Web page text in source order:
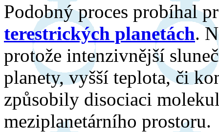
Podobný proces probíhal
terestrických planetách.
protože intenzivnější
planety, vyšší teplota, či
způsobily disociaci
meziplanetárního prostoru.